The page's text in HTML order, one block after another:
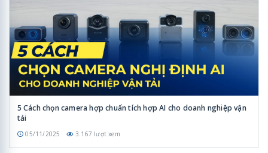
5 Cách chọn camera hợp chuẩn tích hợp AI cho doanh nghiệp vận
tải
05/11/2025 3.167 lượt xem